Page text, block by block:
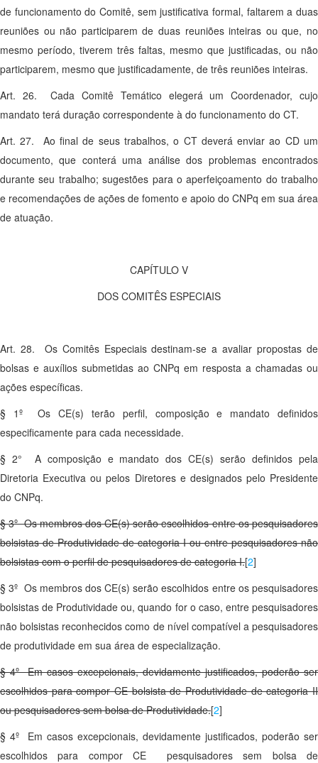
de funcionamento do Comitê, sem justificativa formal, faltarem a duas
reuniões ou não participarem de duas reuniões inteiras ou que, no
mesmo período, tiverem três faltas, mesmo que justificadas, ou não
participarem, mesmo que justificadamente, de três reuniões inteiras.
Art. 26. Cada Comitê Temático elegerá um Coordenador, cujo
mandato terá duração correspondente à do funcionamento do CT.
Art. 27. Ao final de seus trabalhos, o CT deverá enviar ao CD um
documento, que conterá uma análise dos problemas encontrados
durante seu trabalho; sugestões para o aperfeiçoamento do trabalho
e recomendações de ações de fomento e apoio do CNPq em sua área
de atuação.
CAPÍTULO V
DOS COMITÊS ESPECIAIS
Art. 28. Os Comitês Especiais destinam-se a avaliar propostas de
bolsas e auxílios submetidas ao CNPq em resposta a chamadas ou
ações específicas.
§ 1º Os CE(s) terão perfil, composição e mandato definidos
especificamente para cada necessidade.
§ 2° A composição e mandato dos CE(s) serão definidos pela
Diretoria Executiva ou pelos Diretores e designados pelo Presidente
do CNPq.
§ 3º Os membros dos CE(s) serão escolhidos entre os pesquisadores
bolsistas de Produtividade de categoria I ou entre pesquisadores não
bolsistas com o perfil de pesquisadores de categoria I.[2]
§ 3º Os membros dos CE(s) serão escolhidos entre os pesquisadores
bolsistas de Produtividade ou, quando for o caso, entre pesquisadores
não bolsistas reconhecidos como de nível compatível a pesquisadores
de produtividade em sua área de especialização.
§ 4º Em casos excepcionais, devidamente justificados, poderão ser
escolhidos para compor CE bolsista de Produtividade de categoria II
ou pesquisadores sem bolsa de Produtividade.[2]
§ 4º Em casos excepcionais, devidamente justificados, poderão ser
escolhidos para compor CE pesquisadores sem bolsa de